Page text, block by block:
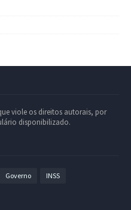
viole os direitos autorais, por
disponibilizado.
Governo INSS